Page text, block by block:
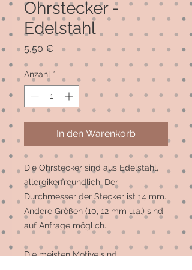
Ohrstecker -
Edelstahl
5,50 € Preis
Anzahl *
In den Warenkorb
Die Ohrstecker sind aus Edelstahl,
allergikerfreundlich. Der
Durchmesser der Stecker ist 14 mm.
Andere Größen (10, 12 mm u.a.) sind
auf Anfrage möglich.
Die meisten Motive sind